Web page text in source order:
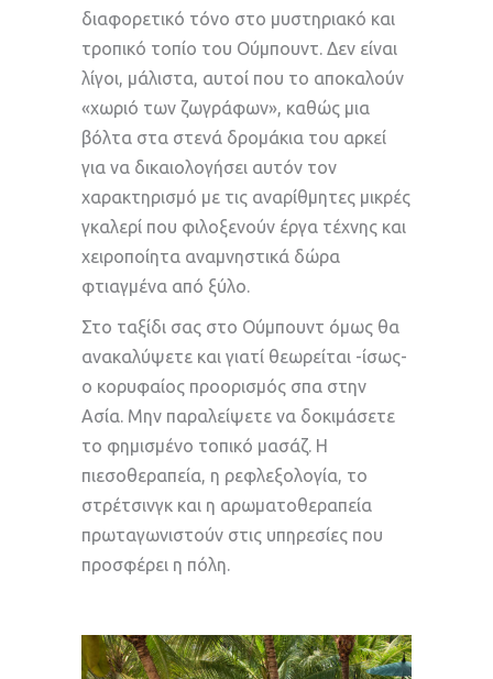
διαφορετικό τόνο στο μυστηριακό και
τροπικό τοπίο του Ούμπουντ. Δεν είναι
λίγοι, μάλιστα, αυτοί που το αποκαλούν
«χωριό των ζωγράφων», καθώς μια
βόλτα στα στενά δρομάκια του αρκεί
για να δικαιολογήσει αυτόν τον
χαρακτηρισμό με τις αναρίθμητες μικρές
γκαλερί που φιλοξενούν έργα τέχνης και
χειροποίητα αναμνηστικά δώρα
φτιαγμένα από ξύλο.
Στο ταξίδι σας στο Ούμπουντ όμως θα
ανακαλύψετε και γιατί θεωρείται -ίσως-
ο κορυφαίος προορισμός σπα στην
Ασία. Μην παραλείψετε να δοκιμάσετε
το φημισμένο τοπικό μασάζ. Η
πιεσοθεραπεία, η ρεφλεξολογία, το
στρέτσινγκ και η αρωματοθεραπεία
πρωταγωνιστούν στις υπηρεσίες που
προσφέρει η πόλη.